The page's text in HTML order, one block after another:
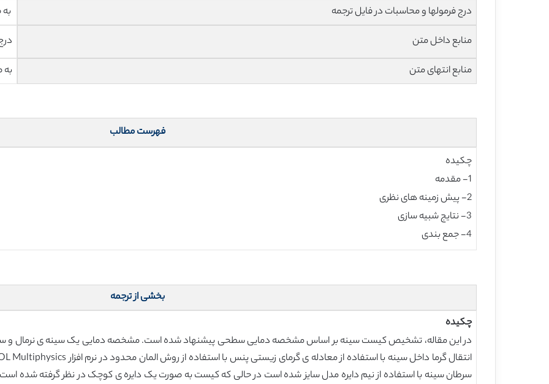
درج فرمولها و محاسبات در فایل ترجمه
منابع داخل متن
منابع انتهای متن
فهرست مطالب
چکیده
1- مقدمه
2- پیش زمینه های نظری
3- نتایج شبیه سازی
4- جمع بندی
بخشی از ترجمه
چکیده
در این مقاله، تشخیص کیست سینه بر اساس مشخصه دمایی سطحی پیشنهاد شده است. مشخصه دمایی یک سینه ی نرمال و
سرطان سینه با استفاده از نیم دایره مدل سایز شده است در حالی که کیست به صورت یک دایره ی کوچک در نظر گرفته شده